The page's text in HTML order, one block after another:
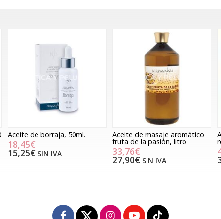
Aceite de borraja, 50ml.
18,45€
15,25€ SIN IVA
Aceite de masaje aromático
fruta de la pasión, litro
33,76€
27,90€ SIN IVA